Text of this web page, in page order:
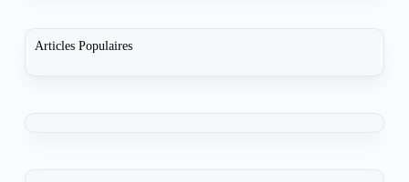
Articles Populaires